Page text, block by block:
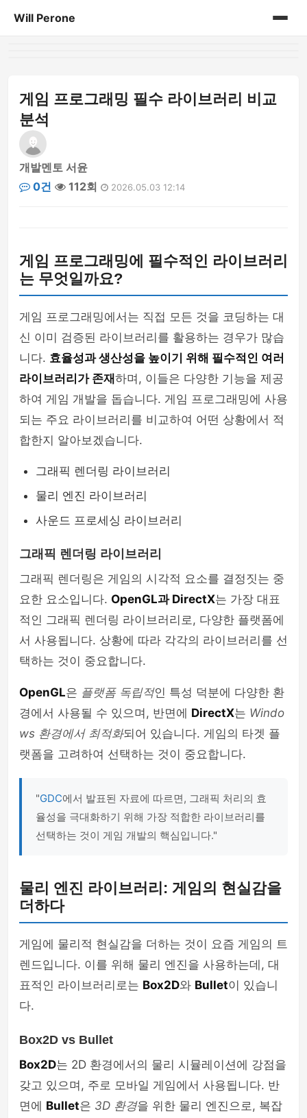
Will Perone
게임 프로그래밍 필수 라이브러리 비교
분석
개발멘토 서윤
0건
112회 2026.05.03 12:14
게임 프로그래밍에 필수적인 라이브러리
는 무엇일까요?
게임 프로그래밍에서는 직접 모든 것을 코딩하는 대
신 이미 검증된 라이브러리를 활용하는 경우가 많습
니다. 효율성과 생산성을 높이기 위해 필수적인 여러
라이브러리가 존재하며, 이들은 다양한 기능을 제공
하여 게임 개발을 돕습니다. 게임 프로그래밍에 사용
되는 주요 라이브러리를 비교하여 어떤 상황에서 적
합한지 알아보겠습니다.
그래픽 렌더링 라이브러리
물리 엔진 라이브러리
사운드 프로세싱 라이브러리
그래픽 렌더링 라이브러리
그래픽 렌더링은 게임의 시각적 요소를 결정짓는 중
요한 요소입니다. OpenGL과 DirectX는 가장 대표
적인 그래픽 렌더링 라이브러리로, 다양한 플랫폼에
서 사용됩니다. 상황에 따라 각각의 라이브러리를 선
택하는 것이 중요합니다.
OpenGL은 플랫폼 독립적인 특성 덕분에 다양한 환
경에서 사용될 수 있으며, 반면에 DirectX는 Windo
ws 환경에서 최적화되어 있습니다. 게임의 타겟 플
랫폼을 고려하여 선택하는 것이 중요합니다.
"GDC에서 발표된 자료에 따르면, 그래픽 처리의 효
율성을 극대화하기 위해 가장 적합한 라이브러리를
선택하는 것이 게임 개발의 핵심입니다."
물리 엔진 라이브러리: 게임의 현실감을
더하다
게임에 물리적 현실감을 더하는 것이 요즘 게임의 트
렌드입니다. 이를 위해 물리 엔진을 사용하는데, 대
표적인 라이브러리로는 Box2D와 Bullet이 있습니
다.
Box2D vs Bullet
Box2D는 2D 환경에서의 물리 시뮬레이션에 강점을
갖고 있으며, 주로 모바일 게임에서 사용됩니다. 반
면에 Bullet은 3D 환경을 위한 물리 엔진으로, 복잡